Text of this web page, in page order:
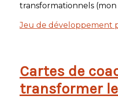
transformationnels
Jeu de développement
Cartes de
transformer